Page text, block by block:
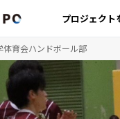
プロジェクト
体育会ハンドボール部